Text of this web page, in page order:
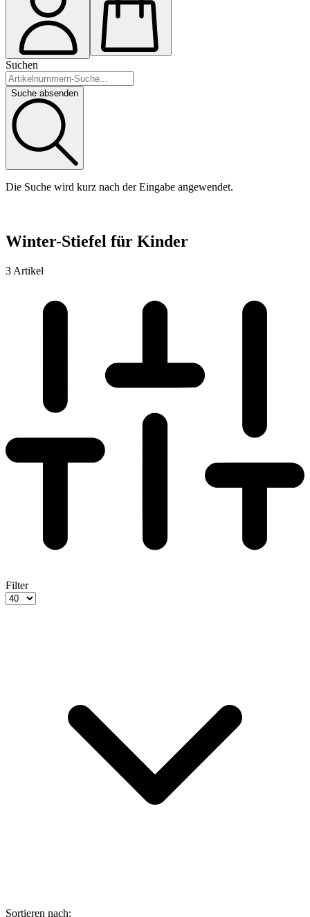
Suchen
Suche absenden
Die Suche wird kurz nach der Eingabe angewendet.
Winter-Stiefel für Kinder
3 Artikel
Filter
Sortieren nach: